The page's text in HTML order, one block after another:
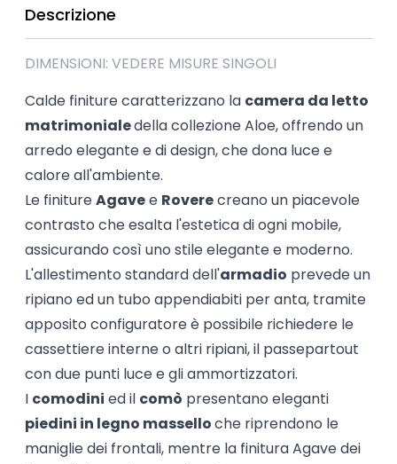
Descrizione
DIMENSIONI: VEDERE MISURE SINGOLI
Calde finiture caratterizzano la camera da letto
matrimonialedella collezione Aloe, offrendo un
arredo elegante e di design, che dona luce e
calore all'ambiente.
Le finitureAgavee Roverecreano un piacevole
contrasto che esalta l'estetica di ogni mobile,
assicurando così uno stile elegante e moderno.
L'allestimento standard dell'armadio prevede un
ripiano ed un tubo appendiabiti per anta, tramite
apposito configuratore è possibile richiedere le
cassettiere interne o altri ripiani, il passepartout
con due punti luce e gli ammortizzatori.
I comodini ed il comò presentano eleganti
piedini in legno masselloche riprendono le
maniglie dei frontali, mentre la finitura Agave dei